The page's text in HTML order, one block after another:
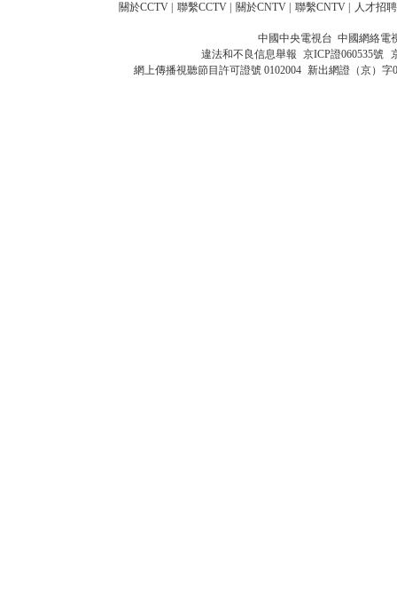
關於CCTV 聯繫CCTV 關於CNTV 聯繫CNTV 人才招聘
中國中央電視台 中國網絡電
違法和不良信息舉報 京ICP證060535號
網上傳播視聽節目許可證號 0102004 新出網證（京）